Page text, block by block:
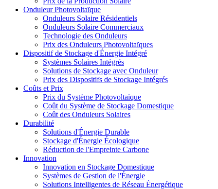
Onduleur Photovoltaïque
Onduleurs Solaire Résidentiels
Onduleurs Solaire Commerciaux
Technologie des Onduleurs
Prix des Onduleurs Photovoltaïques
Dispositif de Stockage d'Énergie Intégré
Systèmes Solaires Intégrés
Solutions de Stockage avec Onduleur
Prix des Dispositifs de Stockage Intégrés
Coûts et Prix
Prix du Système Photovoltaïque
Coût du Système de Stockage Domestique
Coût des Onduleurs Solaires
Durabilité
Solutions d'Énergie Durable
Stockage d'Énergie Écologique
Réduction de l'Empreinte Carbone
Innovation
Innovation en Stockage Domestique
Systèmes de Gestion de l'Énergie
Solutions Intelligentes de Réseau Énergétique